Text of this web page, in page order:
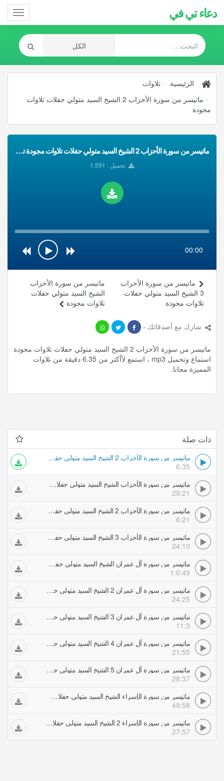
دعاء تي في
الرئيسية
تلاوات
ماتيسر من سورة الأحزاب 2 الشيخ السيد متولي حفلات تلاوات
مجودة
ماتيسر من سورة الأحزاب 2 الشيخ السيد متولي حفلات تلاوات مجودة تحميل Mp3
تحميل : 1,591
00:00
ماتيسر من سورة الأحزاب
الشيخ السيد متولي حفلات
تلاوات مجودة
ماتيسر من سورة الأحزاب
3 الشيخ السيد متولي حفلات
تلاوات مجودة
شارك مع أصدقائك ›
ماتيسر من سورة الأحزاب 2 الشيخ السيد متولي حفلات تلاوات مجودة
استماع وتحميل mp3 ، استمع لأأكثر من 6.35 دقيقة من تلاوات
المميزة مجانا.
ذات صلة
ماتيسر من سورة الأحزاب 2 الشيخ السيد متولي حفلات تلاوات مجودة
6.35
ماتيسر من سورة الأحزاب الشيخ السيد متولي حفلات تلاوات مجودة
29:21
ماتيسر من سورة الأحزاب 2 الشيخ السيد متولي حفلات تلاوات مجودة
6:21
ماتيسر من سورة الأحزاب 3 الشيخ السيد متولي حفلات تلاوات مجودة
24:10
ماتيسر من سورة آل عمران الشيخ السيد متولي حفلات تلاوات مجودة
1:0:49
ماتيسر من سورة آل عمران 2 الشيخ السيد متولي حفلات تلاوات مجودة
24:25
ماتيسر من سورة آل عمران 3 الشيخ السيد متولي حفلات تلاوات مجودة
11:3
ماتيسر من سورة آل عمران 4 الشيخ السيد متولي حفلات تلاوات مجودة
21:55
ماتيسر من سورة آل عمران 5 الشيخ السيد متولي حفلات تلاوات مجودة
28:37
ماتيسر من سورة الإسراء الشيخ السيد متولي حفلات تلاوات مجودة
49:58
ماتيسر من سورة الإسراء 2 الشيخ السيد متولي حفلات تلاوات مجودة
27:57